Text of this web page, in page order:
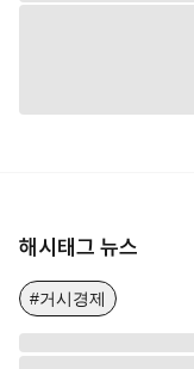
해시태그 뉴스
#거시경제